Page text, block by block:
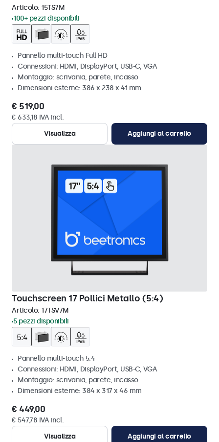
Articolo: 15TS7M
100+ pezzi disponibili
Pannello multi-touch Full HD
Connessioni: HDMI, DisplayPort, USB-C, VGA
Montaggio: scrivania, parete, incasso
Dimensioni esterne: 386 x 238 x 41 mm
€ 519,00
€ 633,18 IVA incl.
Visualizza
Aggiungi al carrello
Touchscreen 17 Pollici Metallo (5:4)
Articolo: 17TSV7M
5 pezzi disponibili
Pannello multi-touch 5:4
Connessioni: HDMI, DisplayPort, USB-C, VGA
Montaggio: scrivania, parete, incasso
Dimensioni esterne: 384 x 317 x 46 mm
€ 449,00
€ 547,78 IVA incl.
Visualizza
Aggiungi al carrello